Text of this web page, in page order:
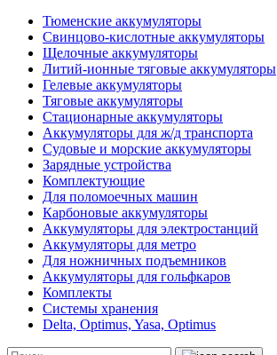
Тюменские аккумуляторы
Свинцово-кислотные аккумуляторы
Щелочные аккумуляторы
Литий-ионные тяговые аккумуляторы
Гелевые аккумуляторы
Тяговые аккумуляторы
Стационарные аккумуляторы
Аккумуляторы для ж/д транспорта
Судовые и морские аккумуляторы
Зарядные устройства
Комплектующие
Для поломоечных машин
Карбоновые аккумуляторы
Аккумуляторы для электростанций
Аккумуляторы для метро
Для ножничных подъемников
Аккумуляторы для гольфкаров
Комплекты
Системы хранения
Delta, Optimus, Yasa, Optimus